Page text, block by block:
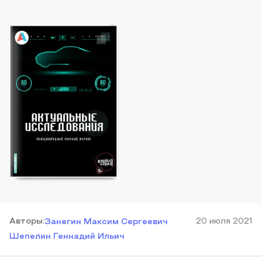
Авторы:Занегин Максим Сергеевич
Шепелин Геннадий Ильич
20 июля 2021